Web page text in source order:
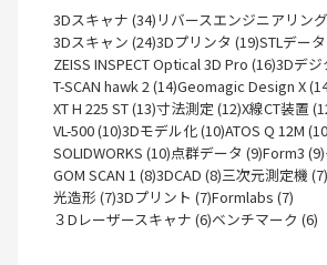
3Dスキャナ (34) リバースエンジニアリン
3Dスキャン (24)3Dプリンタ (19)STLデー
ZEISS INSPECT Optical 3D Pro (16)3Dデジ
T-SCAN hawk 2 (14)Geomagic Design X
XT H 225 ST (13)寸法測定 (12)X線CT装置
VL-500 (10)3Dモデル化 (10)ATOS Q 12M
SOLIDWORKS (10)点群データ (9)Form3 (9)
GOM SCAN 1 (8)3DCAD (8)三次元測定機 (7)
光造形 (7)3Dプリント (7)Formlabs (7)
３Dレーザースキャナ (6)ベンチマーク (6)